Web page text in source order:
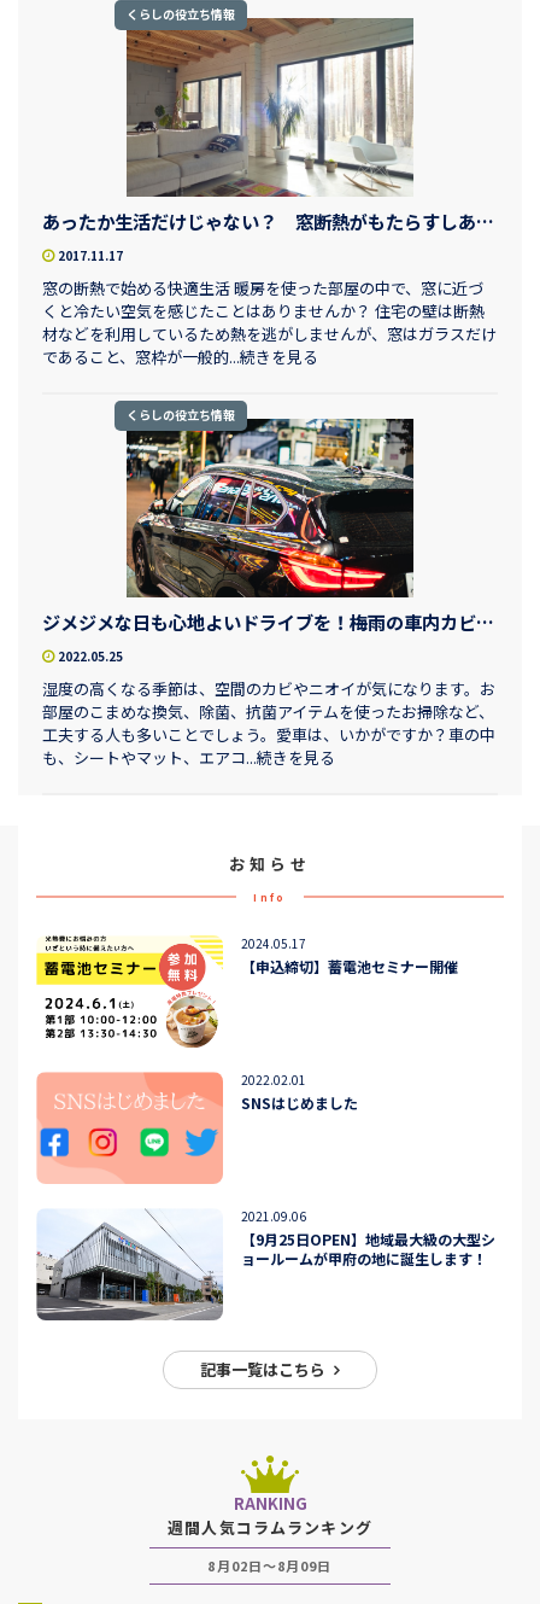
くらしの役立ち情報
あったか生活だけじゃない？ 窓断熱がもたらすしあわせ3つ
2017.11.17
窓の断熱で始める快適生活 暖房を使った部屋の中で、窓に近づ
くと冷たい空気を感じたことはありませんか？ 住宅の壁は断熱
材などを利用しているため熱を逃がしませんが、窓はガラスだけ
であること、窓枠が一般的...続きを見る
くらしの役立ち情報
ジメジメな日も心地よいドライブを！梅雨の車内カビ対策｜Dr.Driveセルフ焼津小川SS
2022.05.25
湿度の高くなる季節は、空間のカビやニオイが気になります。お
部屋のこまめな換気、除菌、抗菌アイテムを使ったお掃除など、
工夫する人も多いことでしょう。愛車は、いかがですか？車の中
も、シートやマット、エアコ...続きを見る
お知らせ
Info
2024.05.17
【申込締切】蓄電池セミナー開催
2022.02.01
SNSはじめました
2021.09.06
【9月25日OPEN】地域最大級の大型シ
ョールームが甲府の地に誕生します！
記事一覧はこちら
RANKING
週間人気コラムランキング
8月02日～8月09日